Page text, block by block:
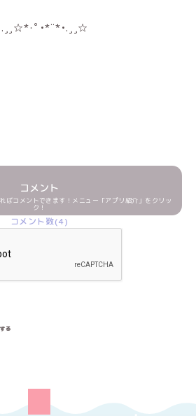
･ﾟ•*¨*•.¸¸☆
コメント
ばコメントできます！メニュー「アプリ紹介」をクリッ
ク！
コメント数(4)
る